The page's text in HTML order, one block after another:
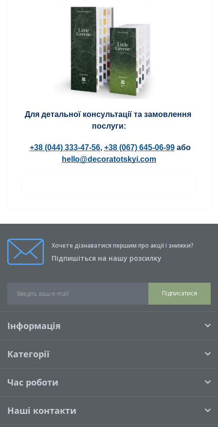
Для детальної консультації та замовлення
послуги:
+38 (044) 333-47-56, +38 (067) 645-06-99або
hello@decoratotskyi.com
Хочете дізнаватися першим про акції і знижки?
Підпишіться на нашу розсилку
Підписатися
Інформація
Категорії
Час роботи
Наші контакти